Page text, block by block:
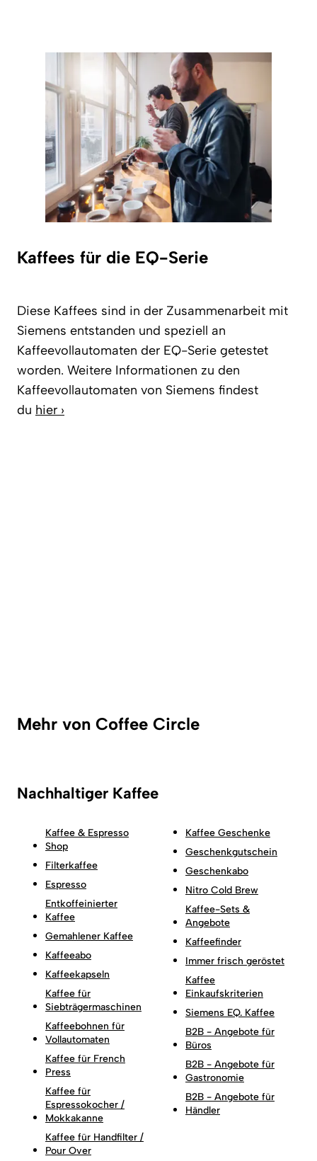
Kaffees für die EQ-Serie
Diese Kaffees sind in der Zusammenarbeit mit
Siemens entstanden und speziell an
Kaffeevollautomaten der EQ-Serie getestet
worden. Weitere Informationen zu den
Kaffeevollautomaten von Siemens findest
du hier ›
Mehr von Coffee Circle
Nachhaltiger Kaffee
Kaffee & Espresso
Shop
Filterkaffee
Espresso
Entkoffeinierter
Kaffee
Gemahlener Kaffee
Kaffeeabo
Kaffeekapseln
Kaffee für
Siebträgermaschinen
Kaffeebohnen für
Vollautomaten
Kaffee für French
Press
Kaffee für
Espressokocher /
Mokkakanne
Kaffee für Handfilter /
Pour Over
Kaffee Geschenke
Geschenkgutschein
Geschenkabo
Nitro Cold Brew
Kaffee-Sets &
Angebote
Kaffeefinder
Immer frisch geröstet
Kaffee
Einkaufskriterien
Siemens EQ. Kaffee
B2B - Angebote für
Büros
B2B - Angebote für
Gastronomie
B2B - Angebote für
Händler